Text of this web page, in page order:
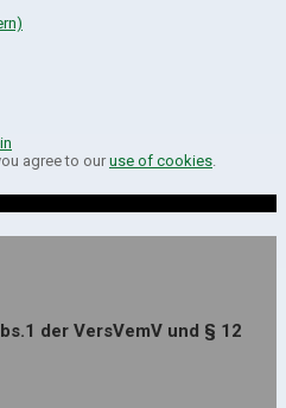
agree to our use of cookies
der VersVemV und § 12